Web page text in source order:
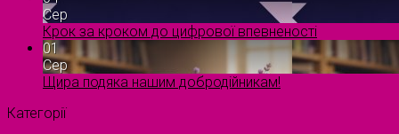
Сер
Крок за кроком до цифрової впевненості
01
Сер
Щира подяка нашим добродійникам!
Категорії